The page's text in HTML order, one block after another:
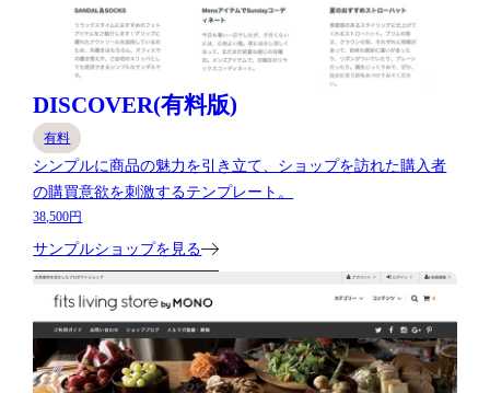
DISCOVER(有料版)
有料
シンプルに商品の魅力を引き立て、ショップを訪れた購入者
の購買意欲を刺激するテンプレート。
38,500円
サンプルショップを見る